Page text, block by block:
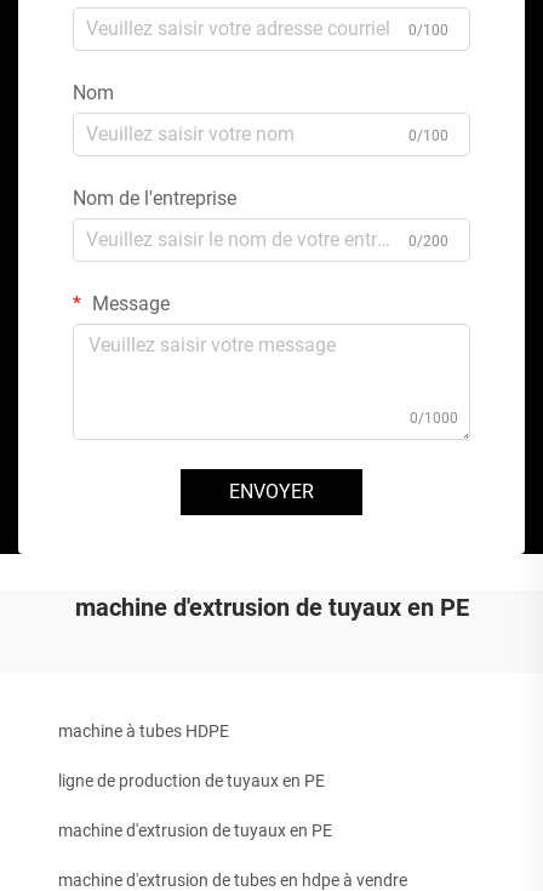
0/100
Nom
0/100
Nom de l'entreprise
0/200
Message
0/1000
ENVOYER
machine d'extrusion de tuyaux en PE
machine à tubes HDPE
ligne de production de tuyaux en PE
machine d'extrusion de tuyaux en PE
machine d'extrusion de tubes en hdpe à vendre